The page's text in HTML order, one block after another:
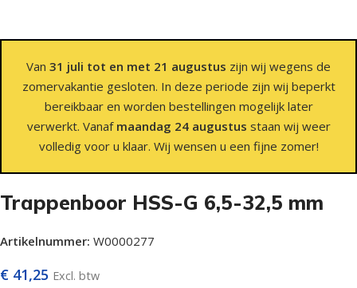
Van 31 juli tot en met 21 augustus zijn wij wegens de
zomervakantie gesloten. In deze periode zijn wij beperkt
bereikbaar en worden bestellingen mogelijk later
verwerkt. Vanaf maandag 24 augustus staan wij weer
volledig voor u klaar. Wij wensen u een fijne zomer!
Trappenboor HSS-G 6,5-32,5 mm
Artikelnummer: W0000277
€ 41,25 Excl. btw